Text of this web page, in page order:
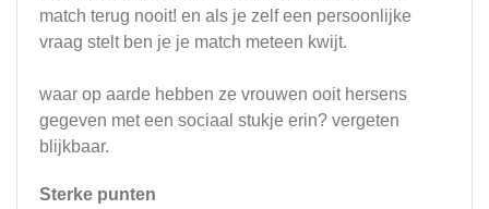
match terug nooit! en als je zelf een persoonlijke
vraag stelt ben je je match meteen kwijt.
waar op aarde hebben ze vrouwen ooit hersens
gegeven met een sociaal stukje erin? vergeten
blijkbaar.
Sterke punten